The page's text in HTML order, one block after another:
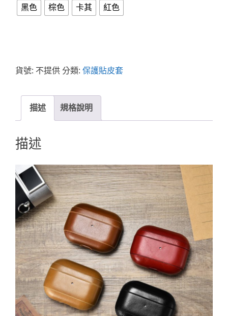
黑色 棕色 卡其 紅色
貨號: 不提供 分類: 保護貼皮套
描述 規格說明
描述